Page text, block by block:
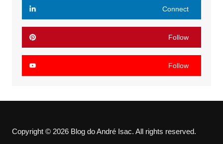
Connect
Follow
Follow
Copyright © 2026 Blog do André Isac. All rights reserved.